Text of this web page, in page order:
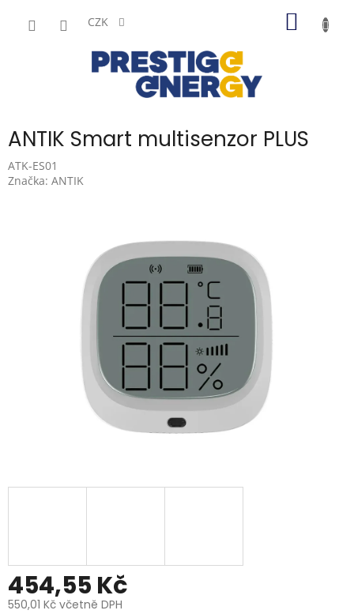
CZK
ANTIK Smart multisenzor PLUS
ATK-ES01
Značka: ANTIK
454,55 Kč
550,01 Kč včetně DPH